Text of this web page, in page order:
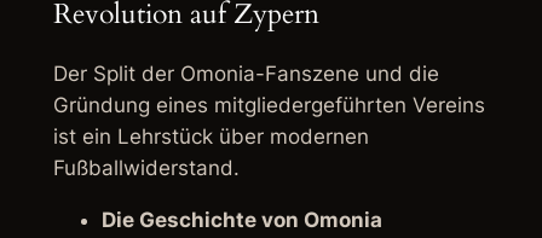
Revolution auf Zypern
Der Split der Omonia-Fanszene und die
Gründung eines mitgliedergeführten Vereins
ist ein Lehrstück über modernen
Fußballwiderstand.
Die Geschichte von Omonia